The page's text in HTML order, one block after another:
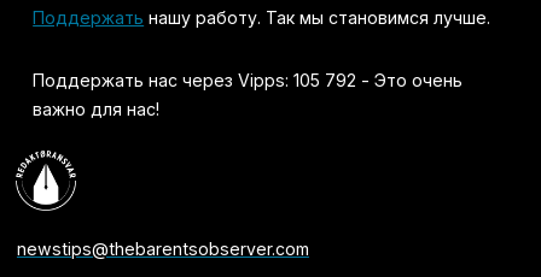
Поддержать нашу работу. Так мы становимся лучше.
Поддержать нас через Vipps: 105 792 - Это очень
важно для нас!
newstips@thebarentsobserver.com